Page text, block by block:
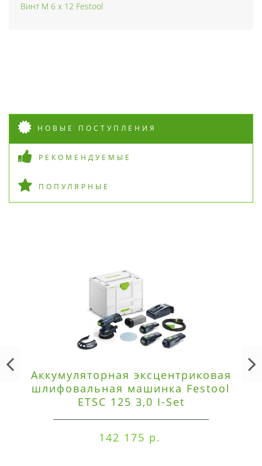
Винт M 6 x 12 Festool
НОВЫЕ ПОСТУПЛЕНИЯ
РЕКОМЕНДУЕМЫЕ
ПОПУЛЯРНЫЕ
Аккумуляторная эксцентриковая
шлифовальная машинка Festool
ETSC 125 3,0 I-Set
142 175 р.